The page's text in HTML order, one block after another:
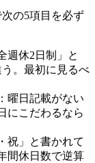
の5項目を必ず
週休2日制」と
う。最初に見るべ
：曜日記載がない
にこだわるなら
祝」と書かれて
間休日数で逆算